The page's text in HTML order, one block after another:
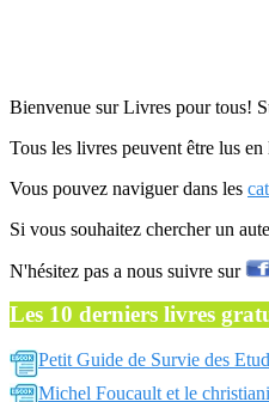
Bienvenue sur Livres pour tous!
Tous les livres peuvent être lus
Vous pouvez naviguer dans les
Si vous souhaitez chercher un
N'hésitez pas a nous suivre sur
Les 10 derniers livres
Petit Guide de Survie des
Michel Foucault et le